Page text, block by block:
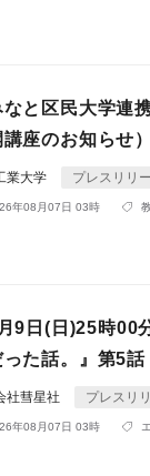
なと区民大学
講座のお知らせ
業大学 プレスリリ
年08月07日 03時
月9日(日)25時00
った話。』第5
社彗星社 プレスリ
年08月07日 03時